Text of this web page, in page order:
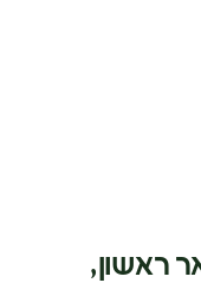
ראשון,